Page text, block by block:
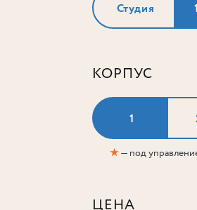
Студия 1
КОРПУС
1
★— под
ЦЕНА